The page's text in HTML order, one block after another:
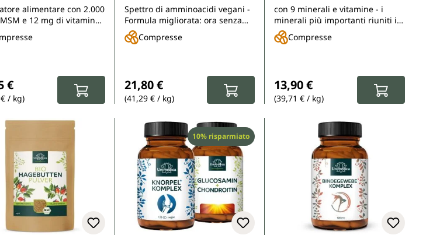
- di
alimentare con 2.000
e 12 mg di vitamina
€
/ kg)
essenziali (BCAA) e non
essenziali - di Unimedica
Spettro di amminoacidi vegani -
Formula migliorata: ora senza
Amylogum
Compresse
21,80 €
(41,29 € / kg)
con 9 minerali e vitamine - i
minerali più importanti riuniti in
una piccola compressa
Compresse
13,90 €
(39,71 € / kg)
Sconto
10% risparmiato